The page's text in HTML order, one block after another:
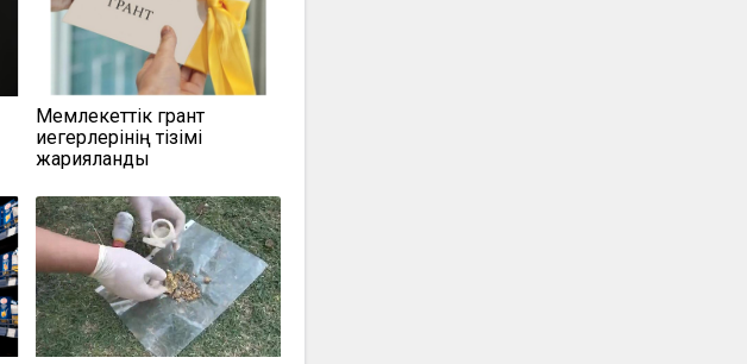
Мемлекеттік грант
иегерлерінің тізімі
жарияланды